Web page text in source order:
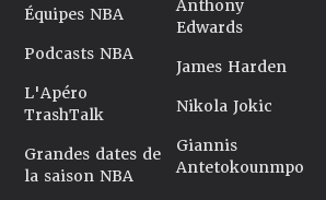
Équipes NBA
Podcasts NBA
L'Apéro
TrashTalk
Grandes dates de
la saison NBA
Anthony
Edwards
James Harden
Nikola Jokic
Giannis
Antetokounmpo